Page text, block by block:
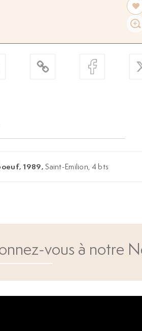
1989, Saint-Emilion, 4 bts
vous à notre